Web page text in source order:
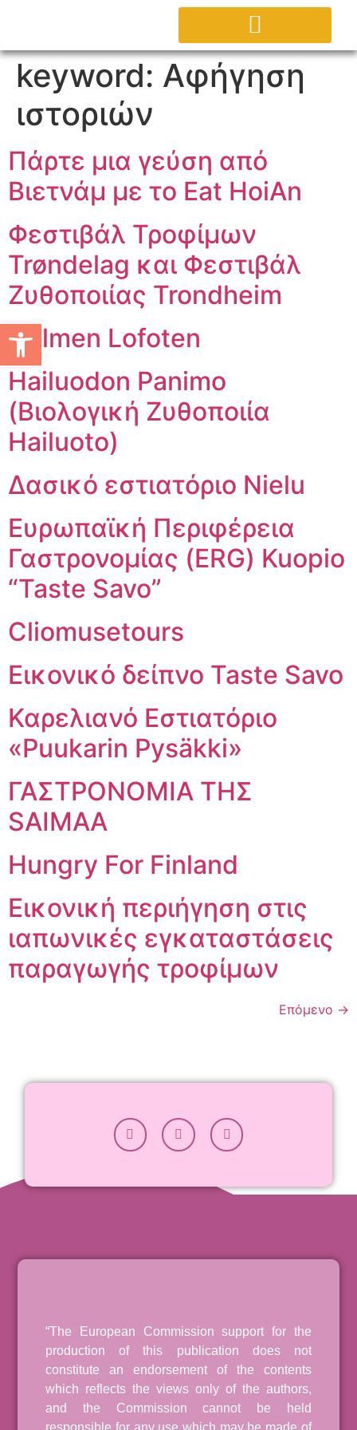
keyword: Αφήγηση
ιστοριών
Πάρτε μια γεύση από
Βιετνάμ με το Eat HoiAn
Φεστιβάλ Τροφίμων
Trøndelag και Φεστιβάλ
Ζυθοποιίας Trondheim
Holmen Lofoten
Hailuodon Panimo
(Βιολογική Ζυθοποιία
Hailuoto)
Δασικό εστιατόριο Nielu
Ευρωπαϊκή Περιφέρεια
Γαστρονομίας (ERG) Kuopio
“Taste Savo”
Cliomusetours
Εικονικό δείπνο Taste Savo
Καρελιανό Εστιατόριο
«Puukarin Pysäkki»
ΓΑΣΤΡΟΝΟΜΙΑ ΤΗΣ
SAIMAA
Hungry For Finland
Εικονική περιήγηση στις
ιαπωνικές εγκαταστάσεις
παραγωγής τροφίμων
Επόμενο →
“The European Commission support for the
production of this publication does not
constitute an endorsement of the contents
which reflects the views only of the authors,
and the Commission cannot be held
responsible for any use which may be made of
Ανοίξτε τη γραμμή εργαλείων